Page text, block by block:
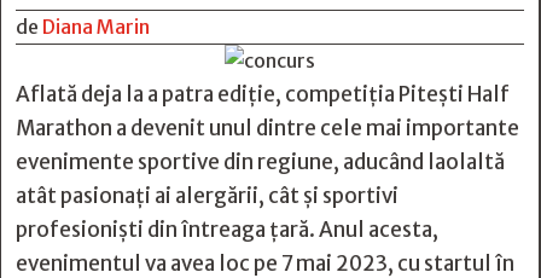
de Diana Marin
Aflată deja la a patra ediție, competiția Pitești Half
Marathon a devenit unul dintre cele mai importante
evenimente sportive din regiune, aducând laolaltă
atât pasionați ai alergării, cât și sportivi
profesioniști din întreaga țară. Anul acesta,
evenimentul va avea loc pe 7 mai 2023, cu startul în